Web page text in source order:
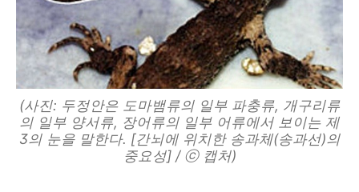
(사진: 두정안은 도마뱀류의 일부 파충류, 개구리류
의 일부 양서류, 장어류의 일부 어류에서 보이는 제
3의 눈을 말한다. [간뇌에 위치한 송과체(송과선)의
중요성] / ⓒ 캡처)